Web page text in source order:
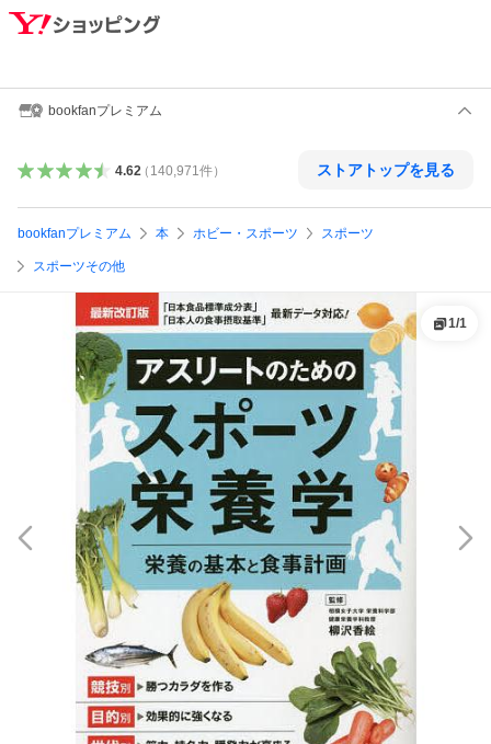
bookfanプレミアム
4.62（ 140,971件） ストアトップを見る
bookfanプレミアム 本 ホビー・スポーツ スポーツ
スポーツその他
1/1